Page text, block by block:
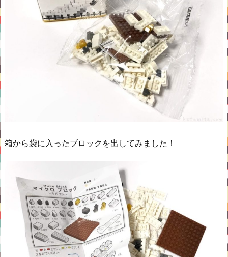
箱から袋に入ったブロックを出してみました！